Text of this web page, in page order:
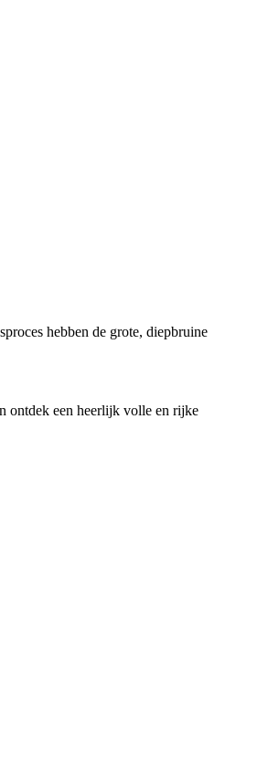
hebben de grote, diepbruine
ontdek een heerlijk volle en rijke